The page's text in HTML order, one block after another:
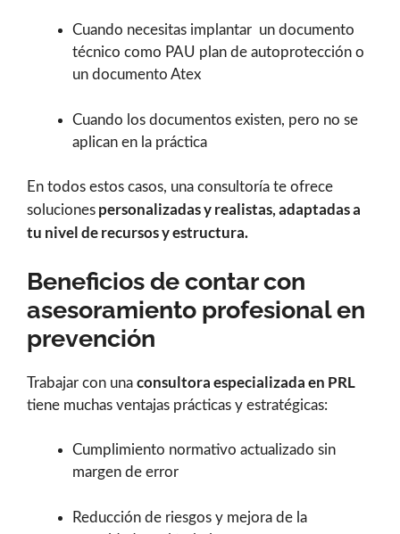
Cuando necesitas implantar un documento
técnico como PAU plan de autoprotección o
un documento Atex
Cuando los documentos existen, pero no se
aplican en la práctica
En todos estos casos, una consultoría te ofrece
soluciones personalizadas y realistas, adaptadas a
tu nivel de recursos y estructura.
Beneficios de contar con
asesoramiento profesional en
prevención
Trabajar con una consultora especializada en PRL
tiene muchas ventajas prácticas y estratégicas:
Cumplimiento normativo actualizado sin
margen de error
Reducción de riesgos y mejora de la